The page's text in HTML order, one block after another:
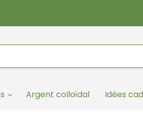
Argent colloïdal Idées